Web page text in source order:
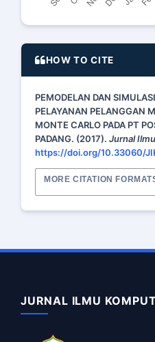
HOW TO CITE
PEMODELAN DAN
PELAYANAN PELANGGAN
MONTE CARLO PADA PT
PADANG. (2017). Jurnal
https://doi.org/10.33060/
MORE CITATION
JURNAL ILMU